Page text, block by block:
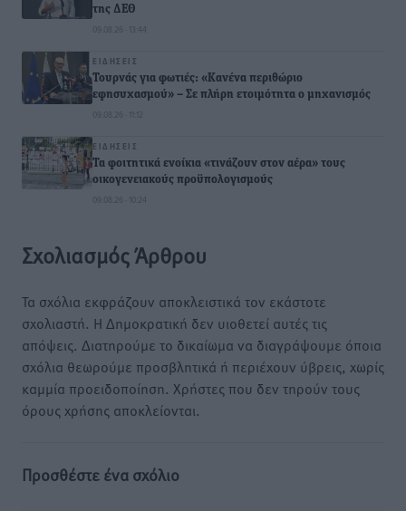
της ΔΕΘ
09.08.26 · 13:44
ΕΙΔΉΣΕΙΣ
Τουρνάς για φωτιές: «Κανένα περιθώριο
εφησυχασμού» – Σε πλήρη ετοιμότητα ο μηχανισμός
09.08.26 · 11:12
ΕΙΔΉΣΕΙΣ
Τα φοιτητικά ενοίκια «τινάζουν στον αέρα» τους
οικογενειακούς προϋπολογισμούς
09.08.26 · 10:24
Σχολιασμός Άρθρου
Τα σχόλια εκφράζουν αποκλειστικά τον εκάστοτε
σχολιαστή. Η Δημοκρατική δεν υιοθετεί αυτές τις
απόψεις. Διατηρούμε το δικαίωμα να διαγράψουμε όποια
σχόλια θεωρούμε προσβλητικά ή περιέχουν ύβρεις, χωρίς
καμμία προειδοποίηση. Χρήστες που δεν τηρούν τους
όρους χρήσης αποκλείονται.
Προσθέστε ένα σχόλιο